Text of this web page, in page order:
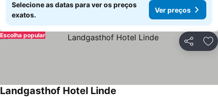
Selecione as datas para ver os preços
exatos.
Ver preços
Partilhar
Escolha popular
Landgasthof Hotel Linde